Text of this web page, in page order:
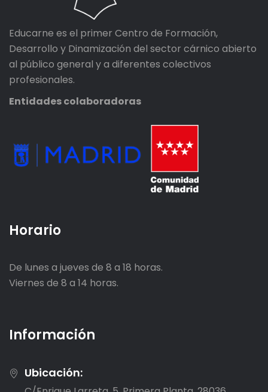
Educarne es el primer Centro de Formación,
Desarrollo y Dinamización del sector cárnico abierto
al público general y a diferentes colectivos
profesionales.
Entidades colaboradoras
Horario
De lunes a jueves de 8 a 18 horas.
Viernes de 8 a 14 horas.
Información
Ubicación: